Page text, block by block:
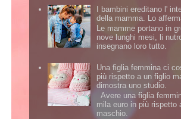
I bambini ereditano l'
della mamma. Lo
Le mamme portano in
nove lunghi mesi, li
insegnano loro tutto.
Una figlia femmina ci
più rispetto a un figlio
dimostra uno studio.
Avere una figlia
mila euro in più rispetto
maschio.